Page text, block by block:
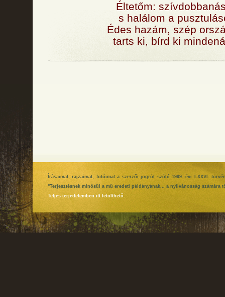
Éltetőm:
s halálom a
Édes hazám, szép
tarts ki, bírd ki
Írásaimat, rajzaimat, fotóimat a szerzői jogról szóló 1999. évi LXXVI.
"Terjesztésnek minősül a mű eredeti példányának... a nyilvánosság
Teljes terjedelemben itt letölthető.